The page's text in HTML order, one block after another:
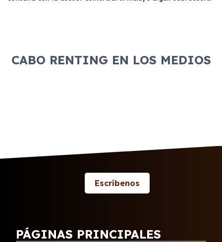
CABO RENTING EN LOS MEDIOS
Escríbenos
PÁGINAS PRINCIPALES